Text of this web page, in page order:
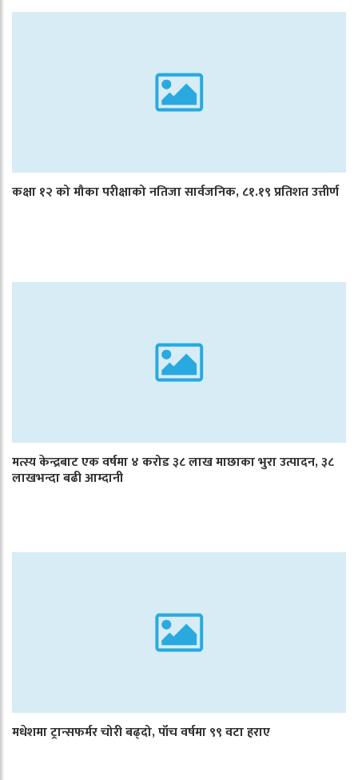
कक्षा १२ को मौका परीक्षाको नतिजा सार्वजनिक, ८१.१९ प्रतिशत उत्तीर्ण
मत्स्य केन्द्रबाट एक वर्षमा ४ करोड ३८ लाख माछाका भुरा उत्पादन, ३८
लाखभन्दा बढी आम्दानी
मधेशमा ट्रान्सफर्मर चोरी बढ्दो, पाँच वर्षमा ९९ वटा हराए